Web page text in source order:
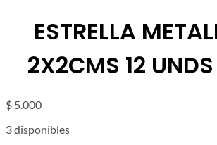
ESTRELLA
2X2CMS 12
$ 5.000
3 disponibles